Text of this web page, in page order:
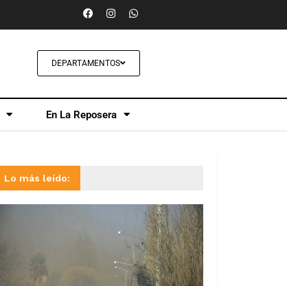
DEPARTAMENTOS
En La Reposera
Lo más leído: